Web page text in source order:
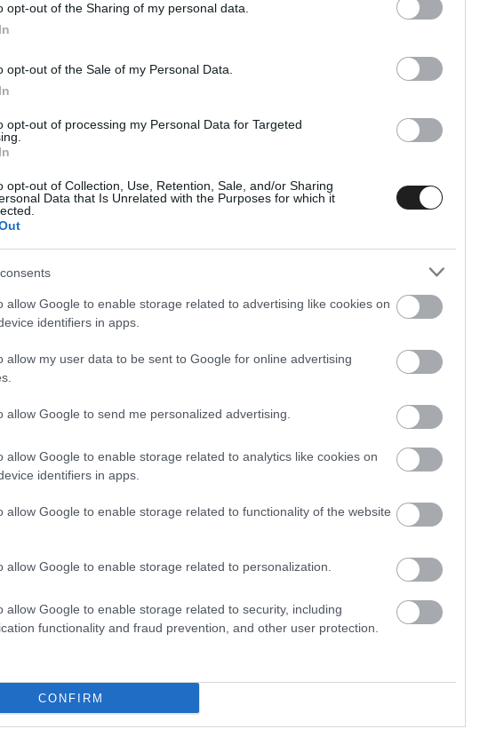
opt-out of the Sharing of my personal data.
opt-out of the Sale of my Personal Data.
opt-out of processing my Personal Data for Targeted
opt-out of Collection, Use, Retention, Sale, and/or Sharing
Data that Is Unrelated with the Purposes for which it
allow Google to enable storage related to advertising like cookies on
identifiers in apps.
allow my user data to be sent to Google for online advertising
allow Google to send me personalized advertising.
allow Google to enable storage related to analytics like cookies on
identifiers in apps.
allow Google to enable storage related to functionality of the website
allow Google to enable storage related to personalization.
allow Google to enable storage related to security, including
functionality and fraud prevention, and other user protection.
CONFIRM
első maratoni szakasza. A negyedik
elsősorban nyílt terepen halad, de
és 75 kilométer összekötő vár, miközben
A gyorsasági szakasz nagy része ismét
dombok között technikásabb részek is
sorrendje a Dakar harmadik szakaszán, öt
az egyikben az FIA-mezőny kap helyet,